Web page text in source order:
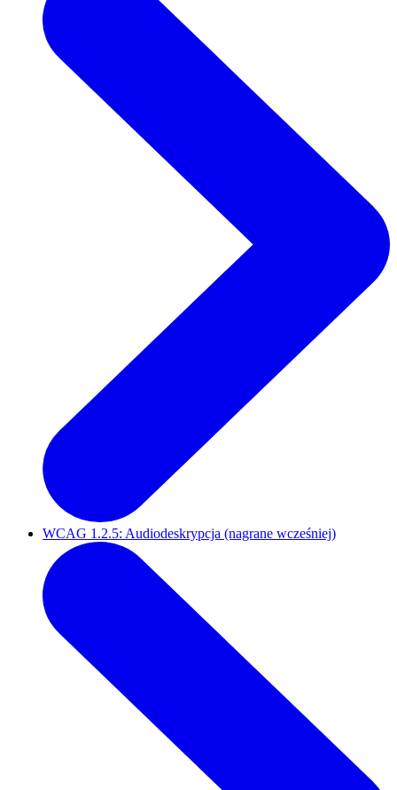
WCAG 1.2.5: Audiodeskrypcja (nagrane wcześniej)